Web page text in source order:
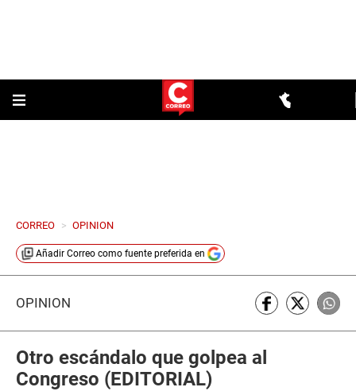
CORREO > OPINION
Añadir Correo como fuente preferida en
OPINIÓN
Otro escándalo que golpea al
Congreso (EDITORIAL)